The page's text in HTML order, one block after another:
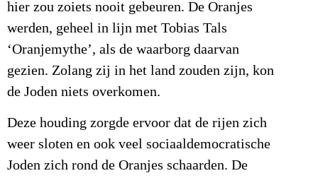
hier zou zoiets nooit gebeuren. De Oranjes
werden, geheel in lijn met Tobias Tals
‘Oranjemythe’, als de waarborg daarvan
gezien. Zolang zij in het land zouden zijn, kon
de Joden niets overkomen.
Deze houding zorgde ervoor dat de rijen zich
weer sloten en ook veel sociaaldemocratische
Joden zich rond de Oranjes schaarden. De